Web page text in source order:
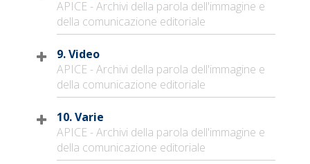
APICE - Archivi della parola dell'immagine e
della comunicazione editoriale
9. Video
APICE - Archivi della parola dell'immagine e
della comunicazione editoriale
10. Varie
APICE - Archivi della parola dell'immagine e
della comunicazione editoriale